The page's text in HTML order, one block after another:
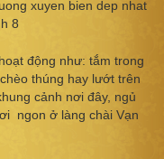
động như: tắm trong
thúng hay lướt trên
cảnh nơi đây, ngủ
ngon ở làng chài Vạn